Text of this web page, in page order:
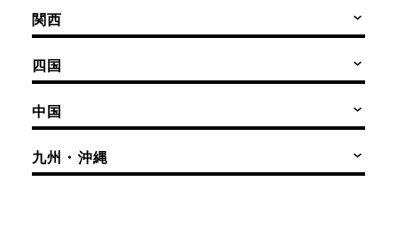
関西
四国
中国
九州・沖縄